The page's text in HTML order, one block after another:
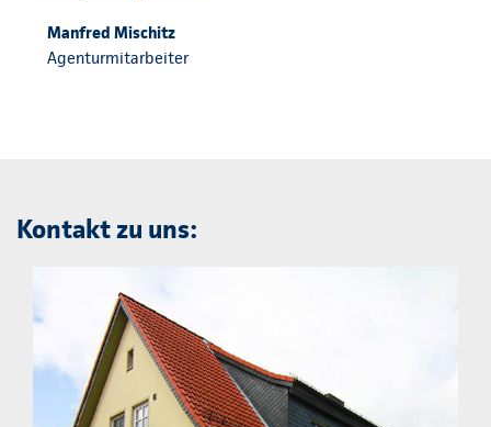
Manfred Mischitz
Agenturmitarbeiter
Kontakt zu uns: